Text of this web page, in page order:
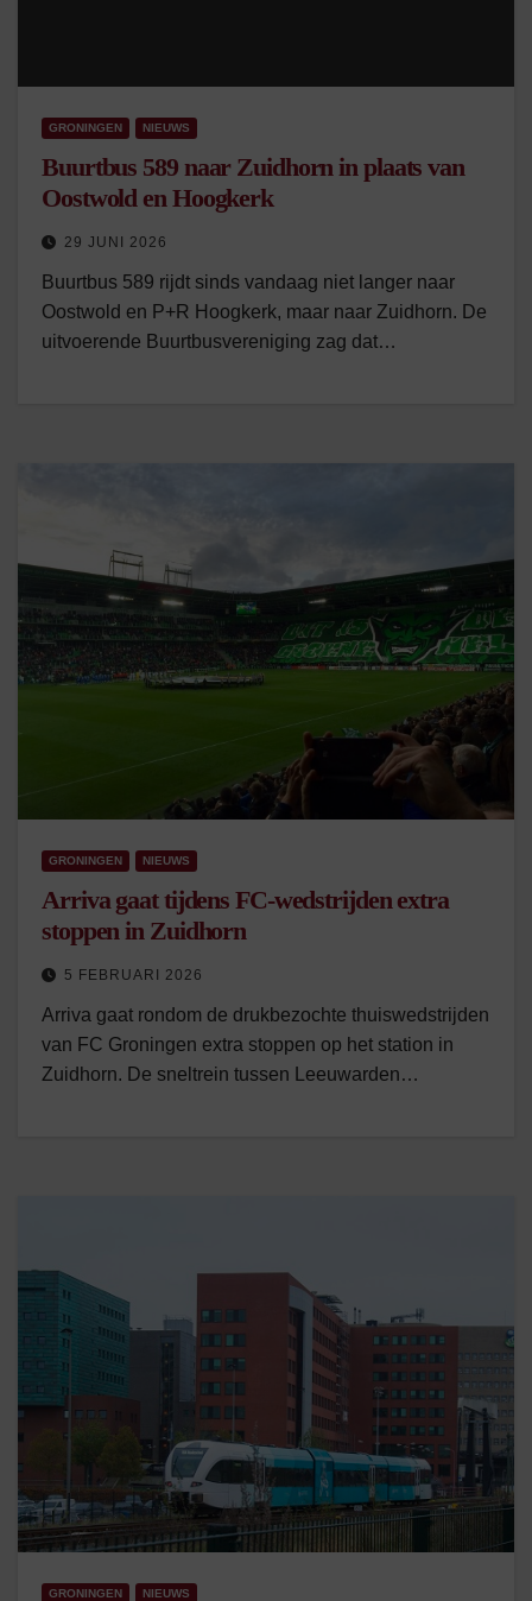
GRONINGEN NIEUWS
Buurtbus 589 naar Zuidhorn in plaats van
Oostwold en Hoogkerk
29 JUNI 2026
Buurtbus 589 rijdt sinds vandaag niet langer naar
Oostwold en P+R Hoogkerk, maar naar Zuidhorn. De
uitvoerende Buurtbusvereniging zag dat…
GRONINGEN NIEUWS
Arriva gaat tijdens FC-wedstrijden extra
stoppen in Zuidhorn
5 FEBRUARI 2026
Arriva gaat rondom de drukbezochte thuiswedstrijden
van FC Groningen extra stoppen op het station in
Zuidhorn. De sneltrein tussen Leeuwarden…
GRONINGEN NIEUWS